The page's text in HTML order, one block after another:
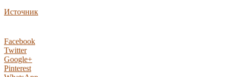
Источник
Facebook
Twitter
Google+
Pinterest